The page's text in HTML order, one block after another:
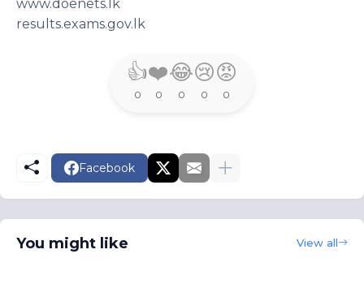
www.doenets.lk
results.exams.gov.lk
👍
0
❤️
0
😂
0
😢
0
😡
0
Facebook
You might like View all